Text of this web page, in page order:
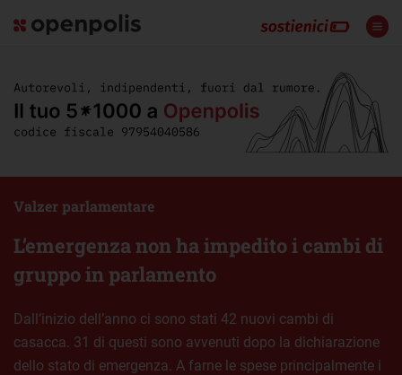
L’emergenza non ha impedito i cambi di
gruppo in parlamento
Valzer parlamentare
Dall’inizio dell’anno ci sono stati 42 nuovi cambi di
casacca. 31 di questi sono avvenuti dopo la dichiarazione
dello stato di emergenza. A farne le spese principalmente i